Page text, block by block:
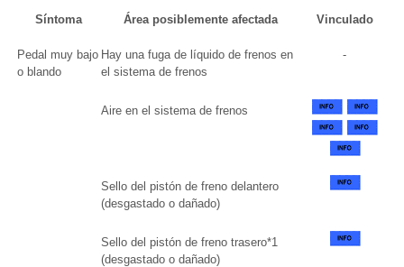
Síntoma
Área posiblemente afectada Vinculado
Pedal muy bajo
o blando
Hay una fuga de líquido de frenos en
el sistema de frenos
-
Aire en el sistema de frenos
Sello del pistón de freno delantero
(desgastado o dañado)
Sello del pistón de freno trasero*1
(desgastado o dañado)